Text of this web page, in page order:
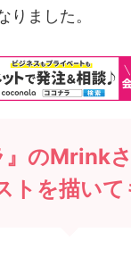
りました。
』のMrink
トを描いて